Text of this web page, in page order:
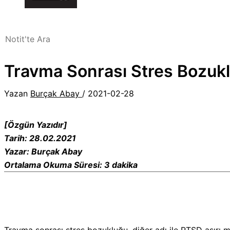
Travma Sonrası Stres
Yazan Burçak Abay / 2021-02-28
[Özgün Yazıdır]
Tarih: 28.02.2021
Yazar: Burçak Abay
Ortalama Okuma Süresi: 3 dakika